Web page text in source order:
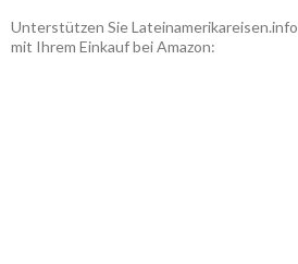
Unterstützen Sie Lateinamerikareisen.info
mit Ihrem Einkauf bei Amazon: